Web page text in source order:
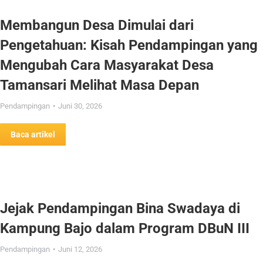
Membangun Desa Dimulai dari
Pengetahuan: Kisah Pendampingan yang
Mengubah Cara Masyarakat Desa
Tamansari Melihat Masa Depan
Pendampingan Juni 30, 2026
Baca artikel
Jejak Pendampingan Bina Swadaya di
Kampung Bajo dalam Program DBuN III
Pendampingan Juni 12, 2026